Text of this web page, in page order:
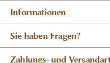
Informationen
Sie haben Fragen?
Zahlungs- und